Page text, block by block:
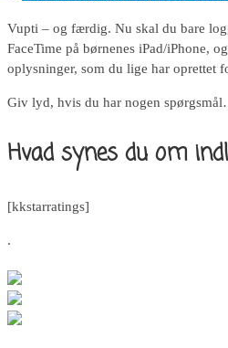
Vupti – og færdig. Nu skal du bare
FaceTime på børnenes iPad/iPhone,
oplysninger, som du lige har oprettet
Giv lyd, hvis du har nogen
Hvad synes du om
[kkstarratings]
.